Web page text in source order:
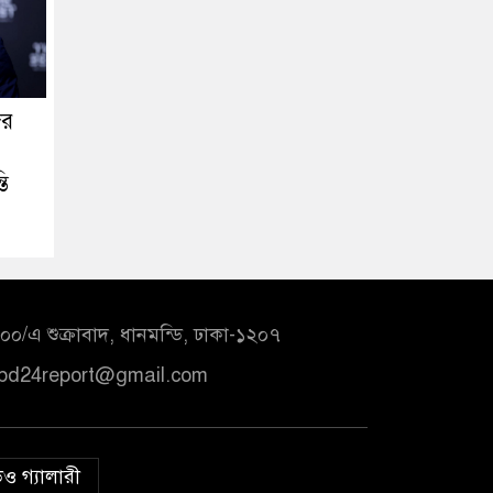
এ শুক্রাবাদ, ধানমন্ডি, ঢাকা-১২০৭
গ্যালারী